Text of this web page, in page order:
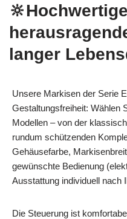
langer
Unsere Markisen der Serie
Gestaltungsfreiheit: Wählen
Modellen – von der
rundum schützenden
Gehäusefarbe,
gewünschte Bedienung
Ausstattung individuell nach
Die Steuerung ist